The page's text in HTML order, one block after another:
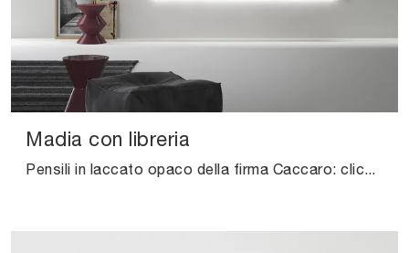
Madia con libreria
Pensili in laccato opaco della firma Caccaro: clicca e scopri il modello Madia con libreria tra le più belle soluzioni per il soggiorno.